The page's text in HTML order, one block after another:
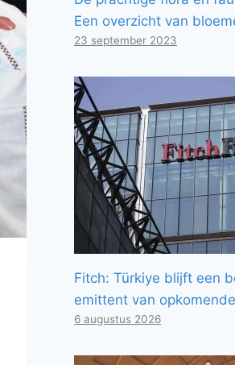
Een overzicht van
23 september 2023
Fitch: Türkiye blijft een
emittent van
6 augustus 2026